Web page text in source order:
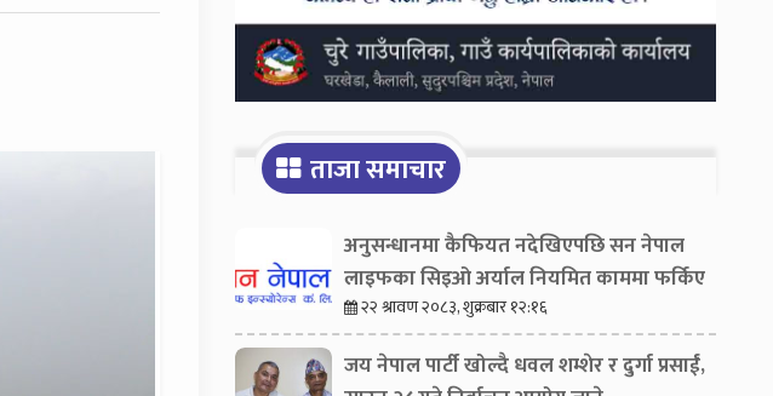
ताजा समाचार
अनुसन्धानमा कैफियत नदेखिएपछि सन नेपाल
लाइफका सिइओ अर्याल नियमित काममा फर्किए
२२ श्रावण २०८३, शुक्रबार १२:१६
जय नेपाल पार्टी खोल्दै धवल शम्शेर र दुर्गा प्रसाईं,